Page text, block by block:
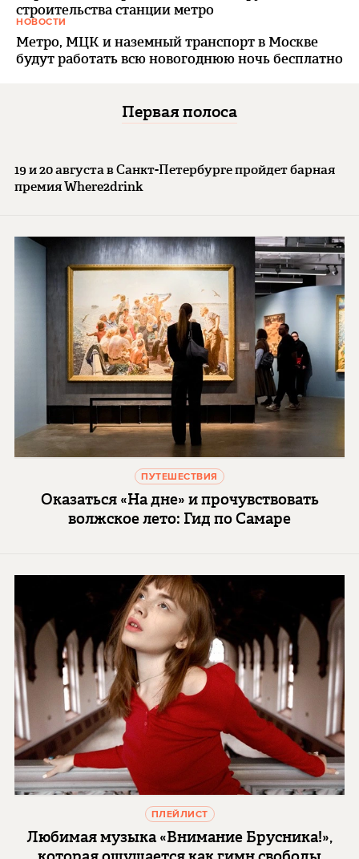
строительства станции метро
НОВОСТИ
Метро, МЦК и наземный транспорт в Москве
будут работать всю новогоднюю ночь бесплатно
Первая полоса
19 и 20 августа в Санкт-Петербурге пройдет барная
премия Where2drink
ПУТЕШЕСТВИЯ
Оказаться «На дне» и прочувствовать
волжское лето: Гид по Самаре
ПЛЕЙЛИСТ
Любимая музыка «Внимание Брусника!»,